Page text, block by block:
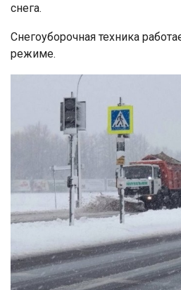
снега.
Снегоуборочная техника
режиме.